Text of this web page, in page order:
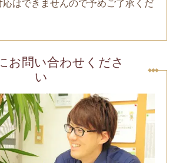
応はできませんので予めご了承くだ
お問い合わせくださ
い